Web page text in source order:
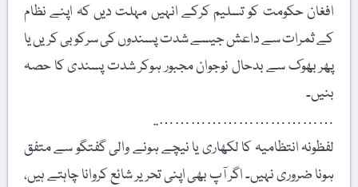
افغان حکومت کو تسلیم کرکے انہیں مہلت دیں کہ اپنے نظام
کے ثمرات سے داعش جیسے شدت پسندوں کی سرکوبی کریں یا
پھر بھوک سے بدحال نوجوان مجبور ہوکر شدت پسندی کا حصہ
بنیں۔
……………………………..
لفظونہ انتظامیہ کا لکھاری یا نیچے ہونے والی گفتگو سے متفق
ہونا ضروری نہیں۔ اگر آپ بھی اپنی تحریر شائع کروانا چاہتے ہیں،